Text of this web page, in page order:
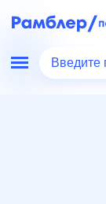
Введите